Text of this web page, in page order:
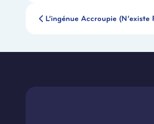
L’ingénue Accroupie (N’existe